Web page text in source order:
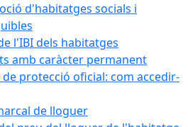
d'habitatges socials i
l'IBI dels habitatges
amb caràcter permanent
protecció oficial: com accedir-
de lloguer